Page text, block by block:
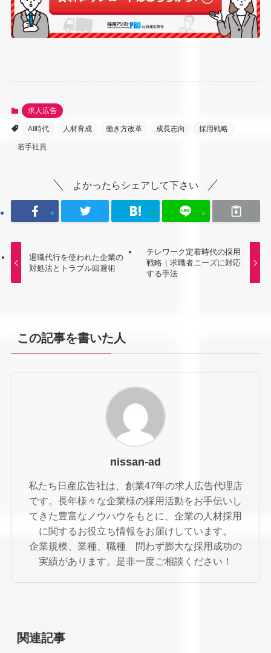
求人広告
AI時代 人材育成 働き方改革 成長志向 採用戦略
若手社員
よかったらシェアして下さい
退職代行を使われた企業の
対処法とトラブル回避術
テレワーク定着時代の採用
戦略｜求職者ニーズに対応
する手法
この記事を書いた人
nissan-ad
私たち日産広告社は、創業47年の求人広告代理店
です。長年様々な企業様の採用活動をお手伝いし
てきた豊富なノウハウをもとに、企業の人材採用
に関するお役立ち情報をお届けしています。
企業規模、業種、職種 問わず膨大な採用成功の
実績があります。是非一度ご相談ください！
関連記事